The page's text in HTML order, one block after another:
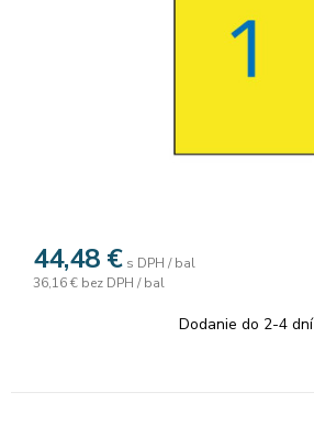
44,48 € s DPH / bal
36,16 € bez DPH / bal
Dodanie do 2-4 dní